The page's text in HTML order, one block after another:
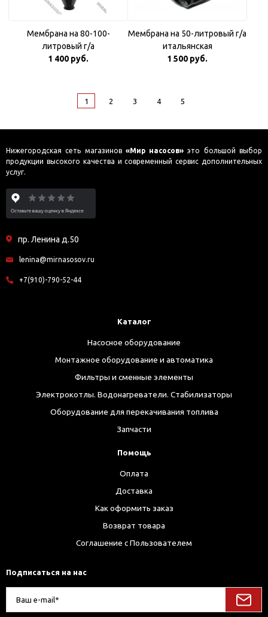
Мембрана на 80-100-
литровый г/а
1 400 руб.
Мембрана на 50-литровый г/а
итальянская
1 500 руб.
1 2 3 4 5
Нижегородская сеть магазинов «Мир насосов» это большой выбор
продукции высокого качества и современный сервис дополнительных
услуг.
пр. Ленина д.50
lenina@mirnasosov.ru
+7(910)-790-52-44
Каталог
Насосное оборудование
Монтажное оборудование и автоматика
Фильтры и сменные элементы
Электрокотлы. Водонагреватели. Стабилизаторы
Оборудование для перекачивания топлива
Запчасти
Помощь
Оплата
Доставка
Как оформить заказ
Возврат товара
Соглашение с Пользователем
Подписаться на нас